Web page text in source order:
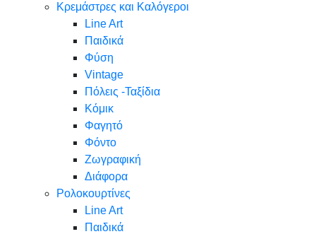
Κρεμάστρες και Καλόγεροι
Line Art
Παιδικά
Φύση
Vintage
Πόλεις -Ταξίδια
Κόμικ
Φαγητό
Φόντο
Ζωγραφική
Διάφορα
Ρολοκουρτίνες
Line Art
Παιδικά